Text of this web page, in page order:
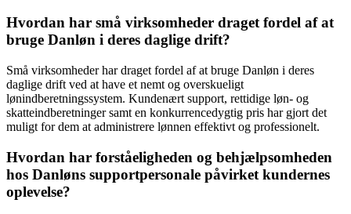
Hvordan har små virksomheder draget fordel af at
bruge Danløn i deres daglige drift?
Små virksomheder har draget fordel af at bruge Danløn i deres
daglige drift ved at have et nemt og overskueligt
lønindberetningssystem. Kundenært support, rettidige løn- og
skatteindberetninger samt en konkurrencedygtig pris har gjort det
muligt for dem at administrere lønnen effektivt og professionelt.
Hvordan har forståeligheden og behjælpsomheden
hos Danløns supportpersonale påvirket kundernes
oplevelse?